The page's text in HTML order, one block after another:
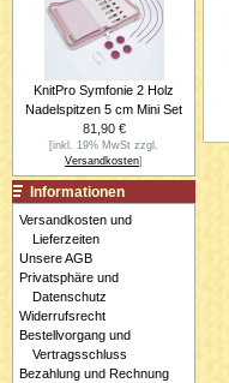
KnitPro Symfonie 2 Holz
Nadelspitzen 5 cm Mini Set
81,90 €
[inkl. 19% MwSt zzgl.
Versandkosten]
Informationen
Versandkosten und
Lieferzeiten
Unsere AGB
Privatsphäre und
Datenschutz
Widerrufsrecht
Bestellvorgang und
Vertragsschluss
Bezahlung und Rechnung